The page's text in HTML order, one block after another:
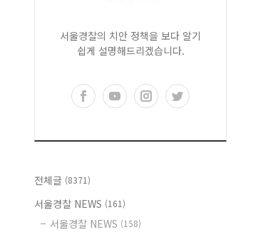
서울경찰의 치안 정책을 보다 알기
쉽게 설명해드리겠습니다.
전체글 (8371)
서울경찰 NEWS (161)
서울경찰 NEWS (158)